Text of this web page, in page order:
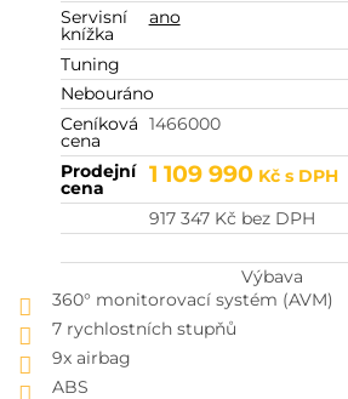
Servisní
knížka
ano
Tuning
Nebouráno
Ceníková
cena
1466000
Prodejní
cena 1 109 990Kčs DPH
917 347 Kč bez DPH
Výbava
360° monitorovací systém (AVM)
7 rychlostních stupňů
9x airbag
ABS